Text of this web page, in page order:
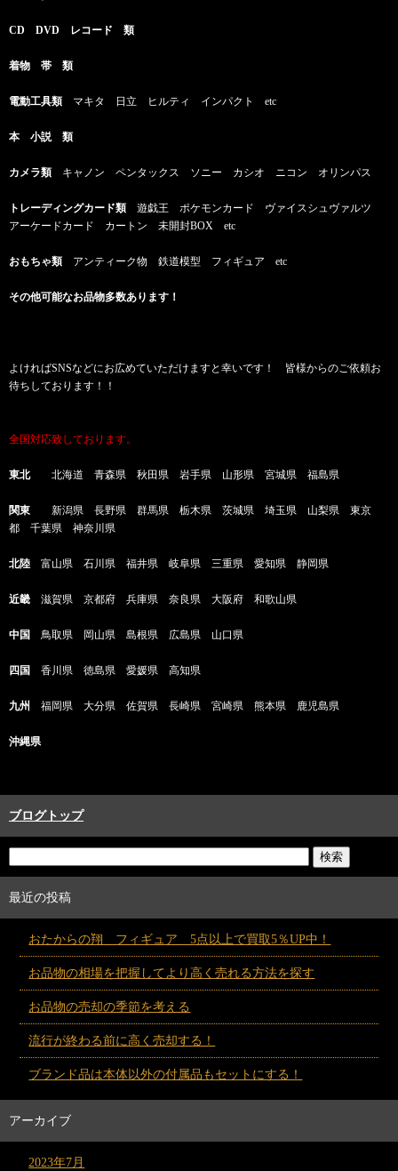
CD DVD レコード 類
着物 帯 類
電動工具類 マキタ 日立 ヒルティ インパクト etc
本 小説 類
カメラ類 キャノン ペンタックス ソニー カシオ ニコン オリンパス
トレーディングカード類 遊戯王 ポケモンカード ヴァイスシュヴァルツ
アーケードカード カートン 未開封BOX etc
おもちゃ類 アンティーク物 鉄道模型 フィギュア etc
その他可能なお品物多数あります！
よければSNSなどにお広めていただけますと幸いです！ 皆様からのご依頼お
待ちしております！！
全国対応致しております。
東北 北海道 青森県 秋田県 岩手県 山形県 宮城県 福島県
関東 新潟県 長野県 群馬県 栃木県 茨城県 埼玉県 山梨県 東京
都 千葉県 神奈川県
北陸 富山県 石川県 福井県 岐阜県 三重県 愛知県 静岡県
近畿 滋賀県 京都府 兵庫県 奈良県 大阪府 和歌山県
中国 鳥取県 岡山県 島根県 広島県 山口県
四国 香川県 徳島県 愛媛県 高知県
九州 福岡県 大分県 佐賀県 長崎県 宮崎県 熊本県 鹿児島県
沖縄県
ブログトップ
最近の投稿
おたからの翔 フィギュア 5点以上で買取5％UP中！
お品物の相場を把握してより高く売れる方法を探す
お品物の売却の季節を考える
流行が終わる前に高く売却する！
ブランド品は本体以外の付属品もセットにする！
アーカイブ
2023年7月